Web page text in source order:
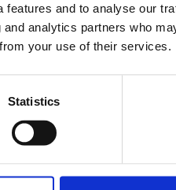
and to analyse our
analytics partners who
your use of their services.
Statistics
εγγραφών
(Δημόσιας
ψηφιακό